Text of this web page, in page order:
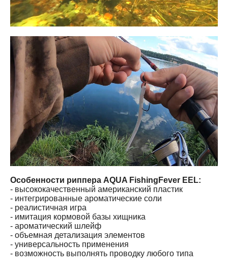
Особенности риппера AQUA FishingFever EEL:
- высококачественный американский пластик
- интегрированные ароматические соли
- реалистичная игра
- имитация кормовой базы хищника
- ароматический шлейф
- объемная детализация элементов
- универсальность применения
- возможность выполнять проводку любого типа